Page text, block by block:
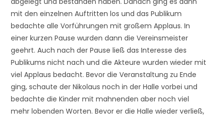
mit den einzelnen Auftritten los und das Publikum
bedachte alle Vorführungen mit großem Applaus. In
einer kurzen Pause wurden dann die Vereinsmeister
geehrt. Auch nach der Pause ließ das Interesse des
Publikums nicht nach und die Akteure wurden wieder mit
viel Applaus bedacht. Bevor die Veranstaltung zu Ende
ging, schaute der Nikolaus noch in der Halle vorbei und
bedachte die Kinder mit mahnenden aber noch viel
mehr lobenden Worten. Bevor er die Halle wieder verließ,